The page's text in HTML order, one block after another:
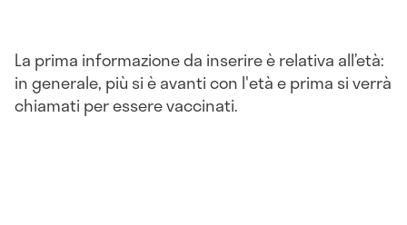
La prima informazione da inserire è relativa all’età:
in generale, più si è avanti con l'età e prima si verrà
chiamati per essere vaccinati.